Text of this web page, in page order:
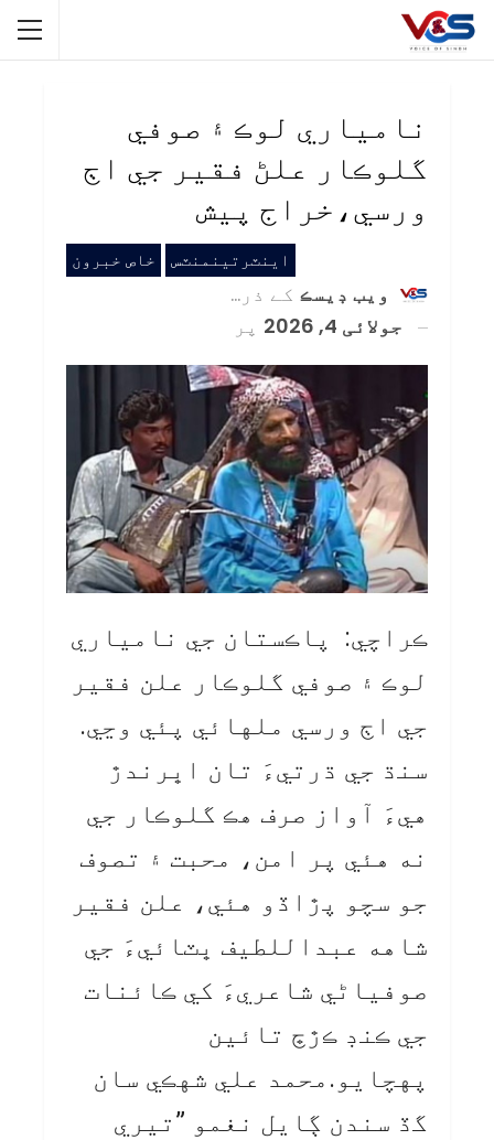
نامياري لوڪ ۽ صوفي
گلوڪار علڻ فقير جي اڄ
ورسي،خراج پيش
اينٽرتينمنٽس خاص خبرون
ويب ڊيسڪ کے ذریعہ
جولائی 4, 2026
پر
ڪراچي: پاڪستان جي نامياري
لوڪ ۽ صوفي گلوڪار علن فقير
جي اڄ ورسي ملهائي پئي وڃي.
سنڌ جي ڌرتيءَ تان اڀرندڙ
هيءَ آواز صرف هڪ گلوڪار جي
نه هئي پر امن، محبت ۽ تصوف
جو سچو پڙاڏو هئي، علن فقير
شاهه عبداللطيف ڀٽائيءَ جي
صوفياڻي شاعريءَ کي ڪائنات
جي ڪنڊ ڪڙڇ تائين
پهچايو.محمد علي شهڪي سان
گڏ سندن ڳايل نغمو ”تيري